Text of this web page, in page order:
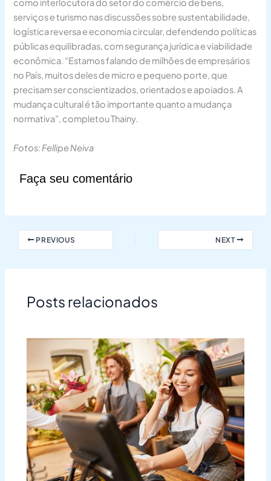
como interlocutora do setor do comércio de bens,
serviços e turismo nas discussões sobre sustentabilidade,
logística reversa e economia circular, defendendo políticas
públicas equilibradas, com segurança jurídica e viabilidade
econômica. “Estamos falando de milhões de empresários
no País, muitos deles de micro e pequeno porte, que
precisam ser conscientizados, orientados e apoiados. A
mudança cultural é tão importante quanto a mudança
normativa”, completou Thainy.
Fotos: Fellipe Neiva
Faça seu comentário
PREVIOUS NEXT
Posts relacionados